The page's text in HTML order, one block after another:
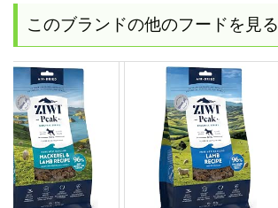
このブランドの他のフードを見る